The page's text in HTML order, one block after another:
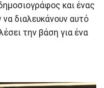
και ένας
διαλευκάνουν αυτό
την βάση για ένα